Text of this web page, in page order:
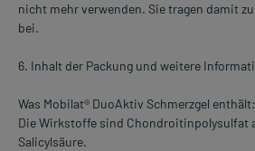
nicht mehr verwenden. Sie tragen damit
bei.
6. Inhalt der Packung und weitere
Was Mobilat® DuoAktiv Schmerzgel enthält:
Die Wirkstoffe sind Chondroitinpolysulfat
Salicylsäure.